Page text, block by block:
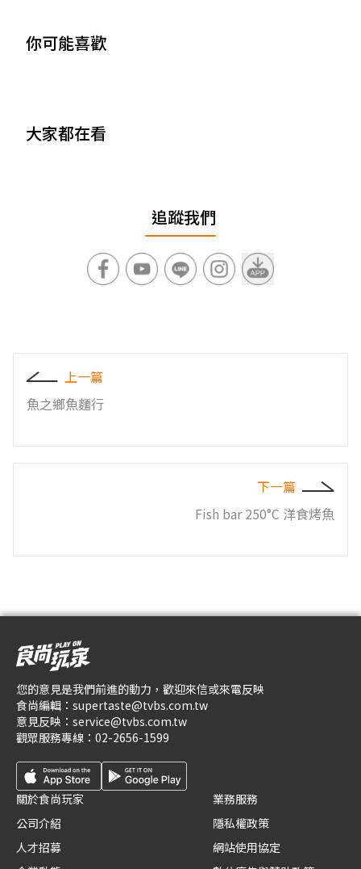
你可能喜歡
大家都在看
追蹤我們
上一篇
魚之鄉魚麵行
下一篇
Fish bar 250°C 洋食烤魚
您的意見是我們前進的動力，歡迎來信或來電反映
食尚編輯： supertaste@tvbs.com.tw
意見反映： service@tvbs.com.tw
觀眾服務專線： 02-2656-1599
關於食尚玩家
公司介紹
人才招募
業務服務
隱私權政策
網站使用協定